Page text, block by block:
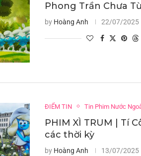
Phong Trần Chưa
by Hoàng Anh 22/07/2025
ĐIỂM TIN Tin Phim Nước
PHIM XÌ TRUM | Tí
các thời kỳ
by Hoàng Anh 13/07/2025